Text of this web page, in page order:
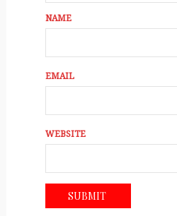
NAME
EMAIL
WEBSITE